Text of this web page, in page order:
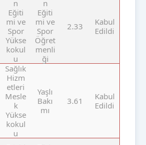
n
Eğiti
mi ve
Spor
Yükse
kokul
u
n
Eğiti
mi ve
Spor
Öğret
menli
ği
2.33
Kabul
Edildi
Sağlık
Hizm
etleri
Mesle
k
Yükse
kokul
u
Yaşlı
Bakı
mı
3.61
Kabul
Edildi